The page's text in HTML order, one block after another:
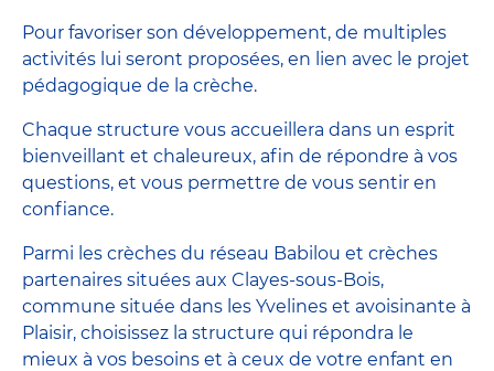
Pour favoriser son développement, de multiples
activités lui seront proposées, en lien avec le projet
pédagogique de la crèche.
Chaque structure vous accueillera dans un esprit
bienveillant et chaleureux, afin de répondre à vos
questions, et vous permettre de vous sentir en
confiance.
Parmi les crèches du réseau Babilou et crèches
partenaires situées aux Clayes-sous-Bois,
commune située dans les Yvelines et avoisinante à
Plaisir, choisissez la structure qui répondra le
mieux à vos besoins et à ceux de votre enfant en